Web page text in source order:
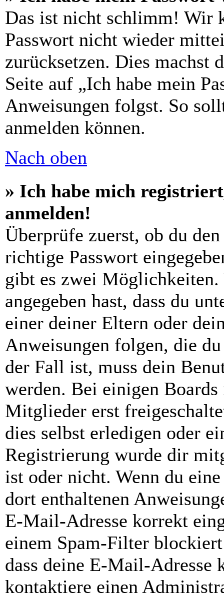
Das ist nicht schlimm! Wir
Passwort nicht wieder
zurücksetzen. Dies machst
Seite auf „Ich habe mein
Anweisungen folgst. So
anmelden können.
Nach oben
» Ich habe mich
anmelden!
Überprüfe zuerst, ob du
richtige Passwort
gibt es zwei
angegeben hast, dass du
einer deiner Eltern oder
Anweisungen folgen, die
der Fall ist, muss dein
werden. Bei einigen Boards
Mitglieder erst
dies selbst erledigen oder
Registrierung wurde dir
ist oder nicht. Wenn du
dort enthaltenen
E-Mail-Adresse korrekt
einem Spam-Filter
dass deine E-Mail-Adresse
kontaktiere einen